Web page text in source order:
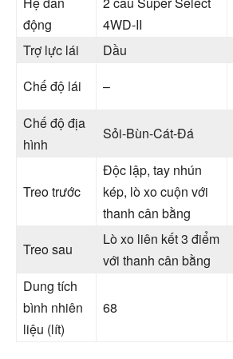
động
4WD-II
Trợ lực lái
Dầu
Chế độ lái
–
Chế độ địa
hình
Sỏi-Bùn-Cát-Đá
Treo trước
Độc lập, tay nhún
kép, lò xo cuộn với
thanh cân bằng
Treo sau
Lò xo liên kết 3 điểm
với thanh cân bằng
Dung tích
bình nhiên
liệu (lít)
68